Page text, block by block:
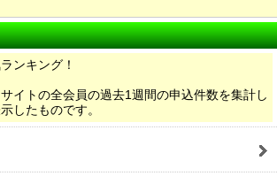
ンキング！
イトの全会員の過去1週間の申込件数を集計し
したものです。